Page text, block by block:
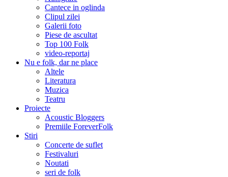
Cantece in oglinda
Clipul zilei
Galerii foto
Piese de ascultat
Top 100 Folk
video-reportaj
Nu e folk, dar ne place
Altele
Literatura
Muzica
Teatru
Proiecte
Acoustic Bloggers
Premiile ForeverFolk
Stiri
Concerte de suflet
Festivaluri
Noutati
seri de folk